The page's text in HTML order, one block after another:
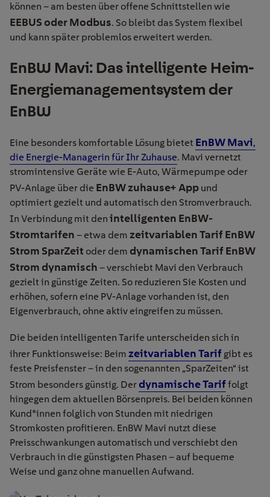
können – am besten über offene Schnittstellen wie
EEBUS oder Modbus. So bleibt das System flexibel
und kann später problemlos erweitert werden.
EnBW Mavi: Das intelligente Heim-
Energiemanagementsystem der
EnBW
Eine besonders komfortable Lösung bietet EnBW Mavi,
die Energie-Managerin für Ihr Zuhause. Mavi vernetzt
stromintensive Geräte wie E-Auto, Wärmepumpe oder
PV-Anlage über die EnBW zuhause+ App und
optimiert gezielt und automatisch den Stromverbrauch.
In Verbindung mit den intelligenten EnBW-
Stromtarifen – etwa dem zeitvariablen Tarif EnBW
Strom SparZeit oder dem dynamischen Tarif EnBW
Strom dynamisch – verschiebt Mavi den Verbrauch
gezielt in günstige Zeiten. So reduzieren Sie Kosten und
erhöhen, sofern eine PV-Anlage vorhanden ist, den
Eigenverbrauch, ohne aktiv eingreifen zu müssen.
Die beiden intelligenten Tarife unterscheiden sich in
ihrer Funktionsweise: Beim zeitvariablen Tarif gibt es
feste Preisfenster – in den sogenannten „SparZeiten“ ist
Strom besonders günstig. Derdynamische Tariffolgt
hingegen dem aktuellen Börsenpreis. Bei beiden können
Kund*innen folglich von Stunden mit niedrigen
Stromkosten profitieren. EnBW Mavi nutzt diese
Preisschwankungen automatisch und verschiebt den
Verbrauch in die günstigsten Phasen – auf bequeme
Weise und ganz ohne manuellen Aufwand.